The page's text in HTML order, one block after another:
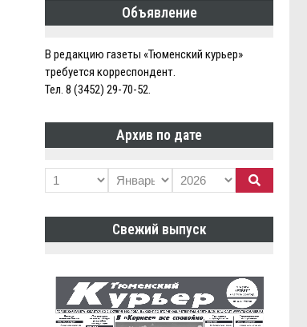
Объявление
В редакцию газеты «Тюменский курьер»
требуется корреспондент.
Тел. 8 (3452) 29-70-52.
Архив по дате
Свежий выпуск